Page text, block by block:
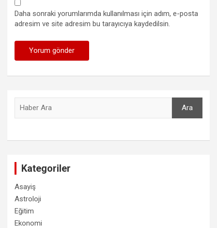
Daha sonraki yorumlarımda kullanılması için adım, e-posta
adresim ve site adresim bu tarayıcıya kaydedilsin.
Ara
Kategoriler
Asayiş
Astroloji
Eğitim
Ekonomi